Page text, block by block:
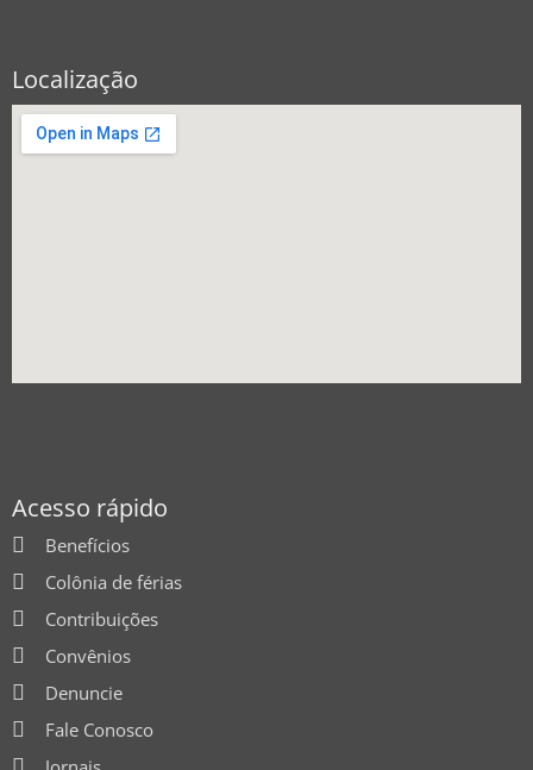
Localização
Acesso rápido
Benefícios
Colônia de férias
Contribuições
Convênios
Denuncie
Fale Conosco